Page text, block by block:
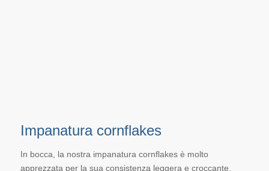
Impanatura cornflakes
In bocca, la nostra impanatura cornflakes è molto
apprezzata per la sua consistenza leggera e croccante.